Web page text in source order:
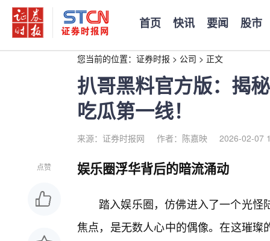
首页 快讯 要闻 股市
您当前的位置： 证券时报 > 公司 > 正文
扒哥黑料官方版：揭
吃瓜第一线！
来源：证券时报网 作者：陈嘉映 2026-02-07
点赞 娱乐圈浮华背后的暗流涌动
踏入娱乐圈，仿佛进入了一个光
焦点，是无数人心中的偶像。在这璀